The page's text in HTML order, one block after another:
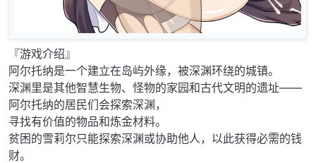
『游戏介绍』
阿尔托纳是一个建立在岛屿外缘，被深渊环绕的城镇。
深渊里是其他智慧生物、怪物的家园和古代文明的遗址——
阿尔托纳的居民们会探索深渊，
寻找有价值的物品和炼金材料。
贫困的雪莉尔只能探索深渊或协助他人，以此获得必需的钱
财。